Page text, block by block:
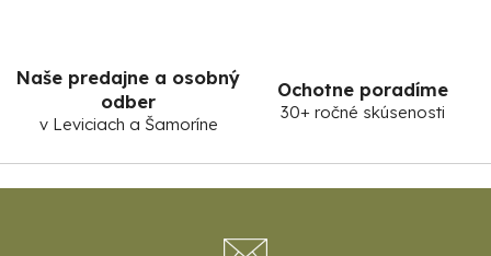
Naše predajne a osobný
odber
v Leviciach a Šamoríne
Ochotne poradíme
30+ ročné skúsenosti
Z